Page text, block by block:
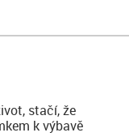
stačí, že
k výbavě